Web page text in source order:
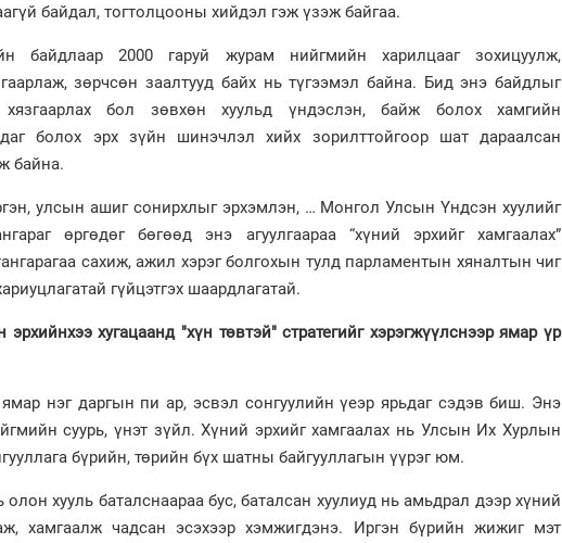
байдал, тогтолцооны хийдэл гэж үзэж байгаа.
байдлаар 2000 гаруй журам нийгмийн харилцааг зохицуулж,
зөрчсөн заалтууд байх нь түгээмэл байна. Бид энэ байдлыг
бол зөвхөн хуульд үндэслэн, байж болох хамгийн
болох эрх зүйн шинэчлэл хийх зорилттойгоор шат дараалсан
байна.
улсын ашиг сонирхлыг эрхэмлэн, … Монгол Улсын Үндсэн хуулийг
өргөдөг бөгөөд энэ агуулгаараа “хүний эрхийг хамгаалах”
сахиж, ажил хэрэг болгохын тулд парламентын хяналтын чиг
гүйцэтгэх шаардлагатай.
хугацаанд "хүн төвтэй" стратегийг хэрэгжүүлснээр ямар үр
нэг даргын пи ар, эсвэл сонгуулийн үеэр ярьдаг сэдэв биш. Энэ
суурь, үнэт зүйл. Хүний эрхийг хамгаалах нь Улсын Их Хурлын
бүрийн, төрийн бүх шатны байгууллагын үүрэг юм.
хууль баталснаараа бус, баталсан хуулиуд нь амьдрал дээр хүний
хамгаалж чадсан эсэхээр хэмжигдэнэ. Иргэн бүрийн жижиг мэт